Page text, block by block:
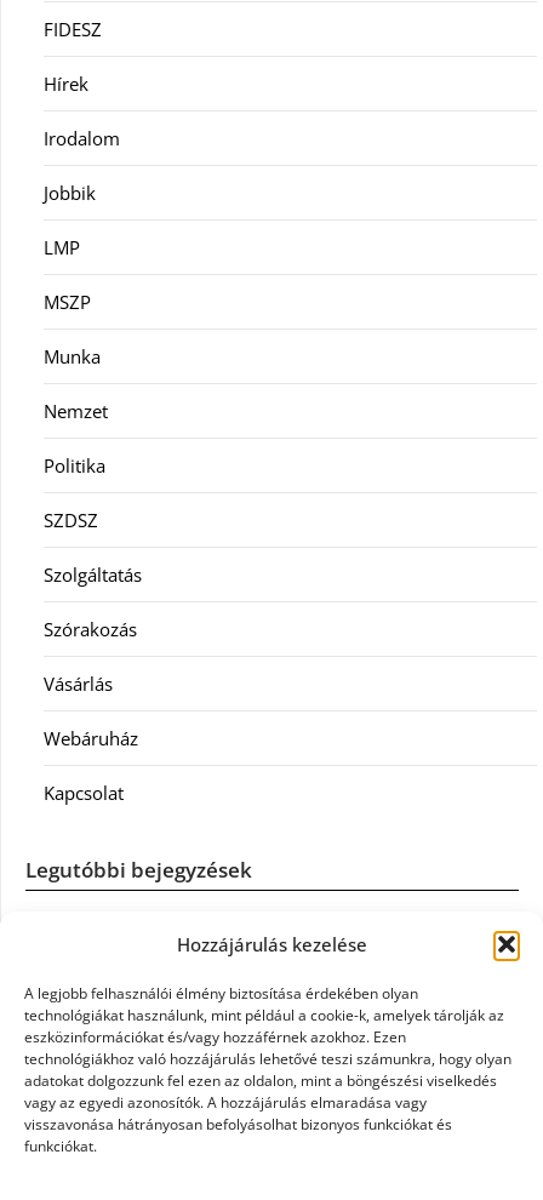
Hozzájárulás kezelése
A legjobb felhasználói élmény biztosítása érdekében olyan
technológiákat használunk, mint például a cookie-k, amelyek tárolják az
eszközinformációkat és/vagy hozzáférnek azokhoz. Ezen
technológiákhoz való hozzájárulás lehetővé teszi számunkra, hogy olyan
adatokat dolgozzunk fel ezen az oldalon, mint a böngészési viselkedés
vagy az egyedi azonosítók. A hozzájárulás elmaradása vagy
visszavonása hátrányosan befolyásolhat bizonyos funkciókat és
funkciókat.
FIDESZ
Hírek
Irodalom
Jobbik
LMP
MSZP
Munka
Nemzet
Politika
SZDSZ
Szolgáltatás
Szórakozás
Vásárlás
Webáruház
Kapcsolat
Legutóbbi bejegyzések
Casco szélvédőcsere: mikor éri meg a biztosítást igénybe
Könyvelés: mikor érdemes könyvelőt váltani?
Szövetkezeti jog: miért elengedhetetlen a szakszerű jogi
háttér a biztonságos működéshez
Munkajogi ügyvéd: miért nem érdemes várni a jogi